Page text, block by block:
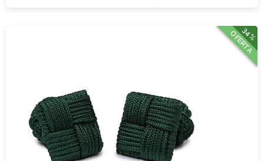
34%
OFERTA